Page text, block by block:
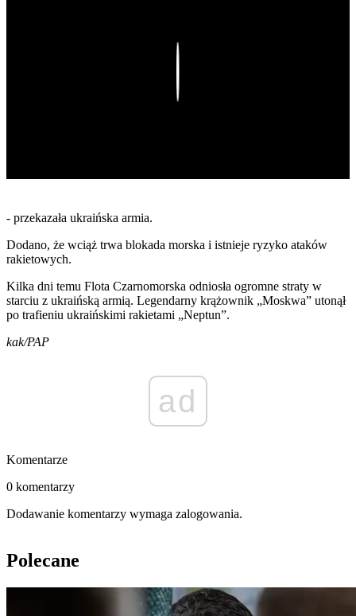
- przekazała ukraińska armia.
Dodano, że wciąż trwa blokada morska i istnieje ryzyko ataków
rakietowych.
Kilka dni temu Flota Czarnomorska odniosła ogromne straty w
starciu z ukraińską armią. Legendarny krążownik „Moskwa” utonął
po trafieniu ukraińskimi rakietami „Neptun”.
kak/PAP
ad
Komentarze
0 komentarzy
Dodawanie komentarzy wymaga zalogowania.
Polecane